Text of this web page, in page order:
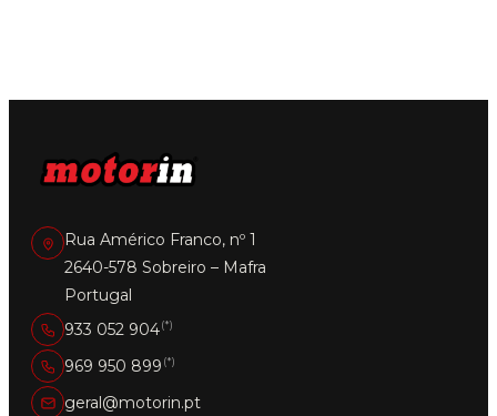
Rua Américo Franco, nº 1
2640-578 Sobreiro – Mafra
Portugal
933 052 904(*)
969 950 899 (*)
geral@motorin.pt